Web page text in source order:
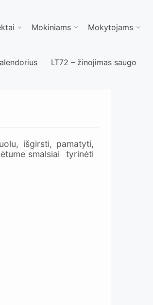
Mokiniams Mokytojams
LT72 – žinojimas saugo
išgirsti, pamatyti,
smalsiai tyrinėti